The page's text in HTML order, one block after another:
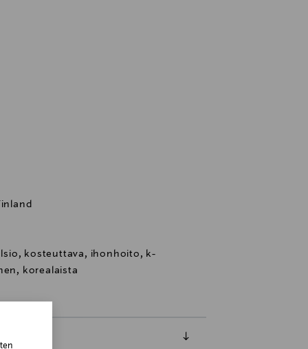
kosteuttava, ihonhoito, k-
korealaista